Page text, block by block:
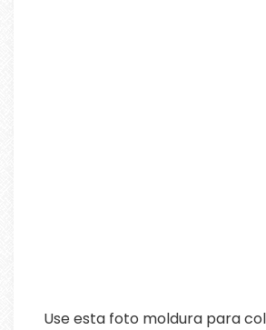
Use esta foto moldura para